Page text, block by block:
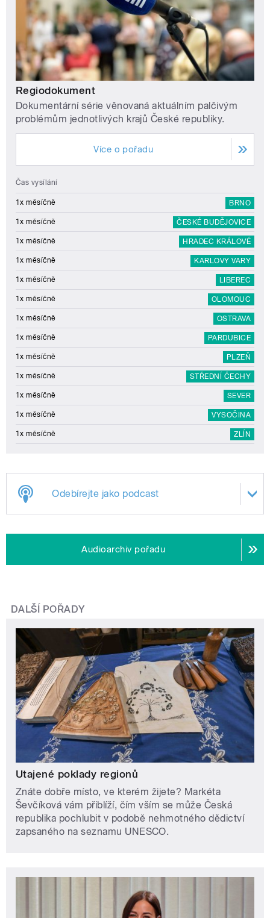
Regiodokument
Dokumentární série věnovaná aktuálním palčivým
problémům jednotlivých krajů České republiky.
Více o pořadu
Čas vysílání
1x měsíčně BRNO
1x měsíčně ČESKÉ BUDĚJOVICE
1x měsíčně HRADEC KRÁLOVÉ
1x měsíčně KARLOVY VARY
1x měsíčně LIBEREC
1x měsíčně OLOMOUC
1x měsíčně OSTRAVA
1x měsíčně PARDUBICE
1x měsíčně PLZEŇ
1x měsíčně STŘEDNÍ ČECHY
1x měsíčně SEVER
1x měsíčně VYSOČINA
1x měsíčně ZLÍN
Odebírejte jako podcast
Audioarchiv pořadu
DALŠÍ POŘADY
Utajené poklady regionů
Znáte dobře místo, ve kterém žijete? Markéta
Ševčíková vám přiblíží, čím vším se může Česká
republika pochlubit v podobě nehmotného dědictví
zapsaného na seznamu UNESCO.